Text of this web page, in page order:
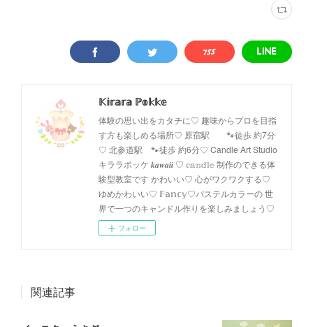
𝕂𝕚𝕣𝕒𝕣𝕒 ℙ𝕠𝕜𝕜𝕖
体験の思い出をカタチに♡ 趣味からプロを目指
す方も楽しめる場所♡ 原宿駅 🐾徒歩 約7分
♡ 北参道駅 🐾徒歩 約6分♡ Candle Art Studio
キララポッケ 𝒌𝒂𝒘𝒂𝒊𝒊 ♡ 𝕔𝕒𝕟𝕕𝕝𝕖 制作のできる体
験型教室です かわいい♡ 心がワクワクする♡
ゆめかわいい♡ 𝔽𝕒𝕟𝕔𝕪♡パステルカラーの 世
界で一つのキャンドル作りを楽しみましょう♡
フォロー
関連記事